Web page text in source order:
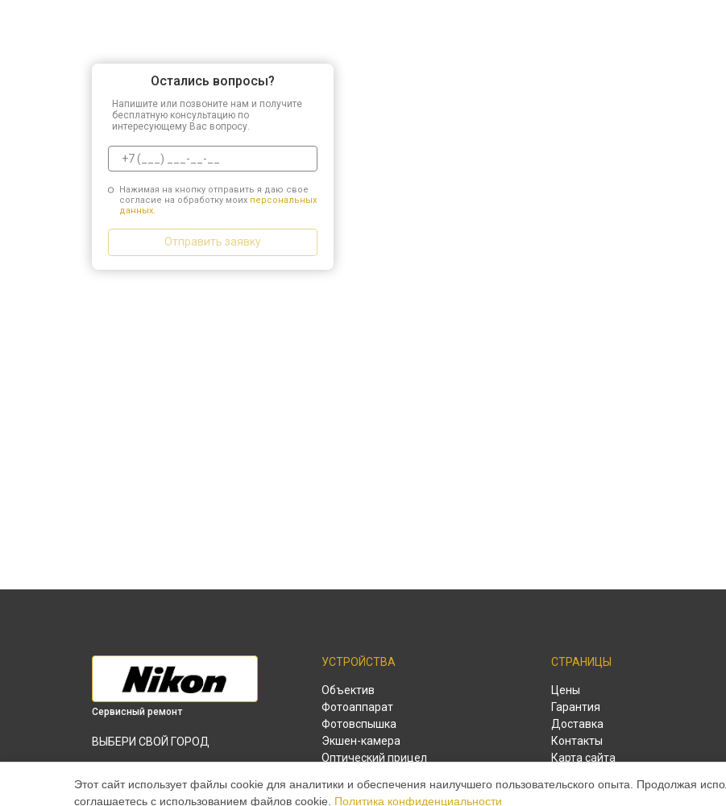
Остались вопросы?
Напишите или позвоните нам и получите
бесплатную консультацию по
интересующему Вас вопросу.
Нажимая на кнопку отправить я даю свое
согласие на обработку моих персональных
данных.
Отправить заявку
Сервисный ремонт
ВЫБЕРИ СВОЙ ГОРОД
оптического прицела P3 39x50 (25,4mm)
УСТРОЙСТВА
Объектив
Фотоаппарат
Фотовспышка
Экшен-камера
Оптический прицел
СТРАНИЦЫ
Цены
Гарантия
Доставка
Контакты
Карта сайта
Этот сайт использует файлы cookie для аналитики и обеспечения наилучшего пользовательского опыта. Продолжая
соглашаетесь с использованием файлов cookie. Политика конфиденциальности